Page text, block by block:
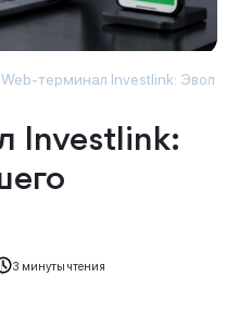
Web-терминал Investlink: Эвол
Investlink:
3 минуты чтения